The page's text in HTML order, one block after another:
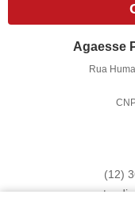
Agaesse
Rua
(12)